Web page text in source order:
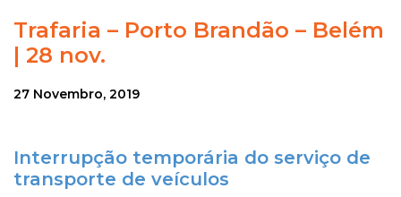
Trafaria – Porto Brandão – Belém
| 28 nov.
27 Novembro, 2019
Interrupção temporária do serviço de
transporte de veículos